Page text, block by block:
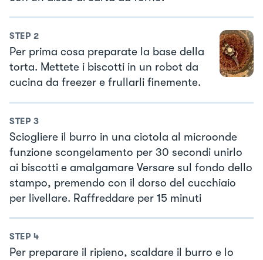
STEP 2
Per prima cosa preparate la base della
torta. Mettete i biscotti in un robot da
cucina da freezer e frullarli finemente.
STEP 3
Sciogliere il burro in una ciotola al microonde
funzione scongelamento per 30 secondi unirlo
ai biscotti e amalgamare Versare sul fondo dello
stampo, premendo con il dorso del cucchiaio
per livellare. Raffreddare per 15 minuti
STEP 4
Per preparare il ripieno, scaldare il burro e lo